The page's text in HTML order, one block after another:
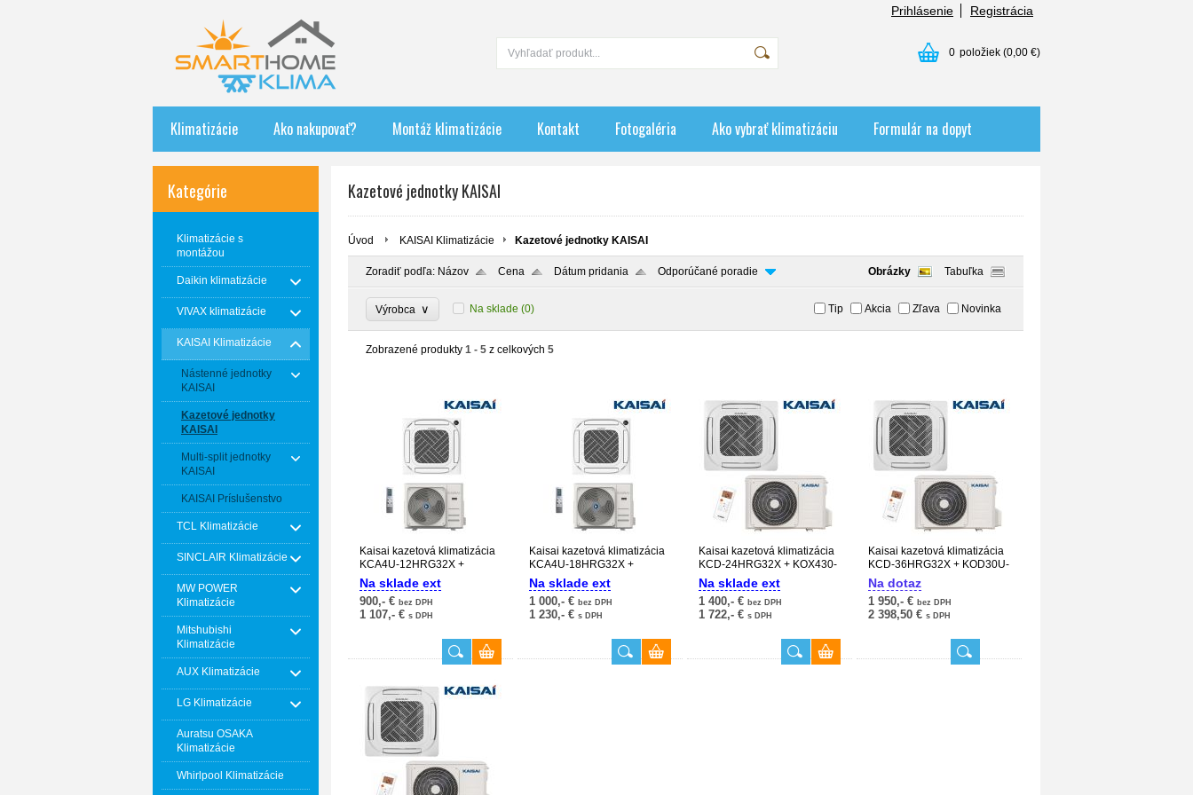
Prihlásenie Registrácia
0 položiek (0,00 €)
Klimatizácie Ako nakupovať? Montáž klimatizácie Kontakt Fotogaléria Ako vybrať klimatizáciu Formulár na dopyt
Kategórie
Klimatizácie s
montážou
Daikin klimatizácie
VIVAX klimatizácie
KAISAI Klimatizácie
Nástenné jednotky
KAISAI
Kazetové jednotky
KAISAI
Multi-split jednotky
KAISAI
KAISAI Príslušenstvo
TCL Klimatizácie
SINCLAIR Klimatizácie
MW POWER
Klimatizácie
Mitshubishi
Klimatizácie
AUX Klimatizácie
LG Klimatizácie
Auratsu OSAKA
Klimatizácie
Whirlpool Klimatizácie
Kazetové jednotky KAISAI
Úvod KAISAI Klimatizácie Kazetové jednotky KAISAI
Zoradiť podľa: Názov Cena Dátum pridania Odporúčané poradie Obrázky Tabuľka
Výrobca ∨ Na sklade (0) Tip Akcia Zľava Novinka
Zobrazené produkty 1 - 5 z celkových 5
Kaisai kazetová klimatizácia
KCA4U-12HRG32X +
KOX230-12HFN32X
Na sklade ext
900,- € bez DPH
1 107,- € s DPH
Kaisai kazetová klimatizácia
KCA4U-18HRG32X +
KOX330-18HFN32X
Na sklade ext
1 000,- € bez DPH
1 230,- € s DPH
Kaisai kazetová klimatizácia
KCD-24HRG32X + KOX430-
24HFN32X
Na sklade ext
1 400,- € bez DPH
1 722,- € s DPH
Kaisai kazetová klimatizácia
KCD-36HRG32X + KOD30U-
36HFJ32X
Na dotaz
1 950,- € bez DPH
2 398,50 € s DPH